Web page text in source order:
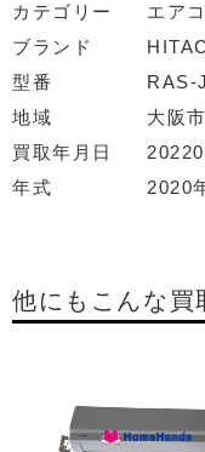
カテゴリー
エア
ブランド
型番
RAS-
地域
大阪市
買取年月日
年式
2020
他にもこんな買